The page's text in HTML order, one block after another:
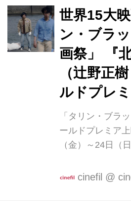
カットで撮影し
カットという体
新鮮でした。リ
んの動きを通し
たが、本番は自
ともできなかっ
うですよね、映
ういう風につな
カメラを通して
す...
世界15大
ン・ブラ
画祭」 『
（辻野正
ルドプレ
「タリン・ブラ
ールドプレミア
（金）～24日（
リン・ブラック
cinefil @